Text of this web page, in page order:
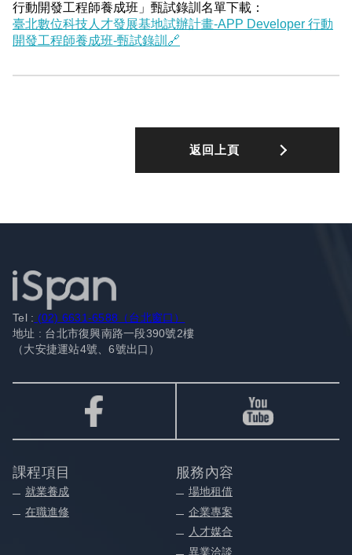
行動開發工程師養成班」甄試錄訓名單下載：
臺北數位科技人才發展基地試辦計畫-APP Developer 行動
開發工程師養成班-甄試錄訓🔗
返回上頁
Tel : (02) 6631-6588（台北窗口）
地址 : 台北市復興南路一段390號2樓
（大安捷運站4號、6號出口）
課程項目
就業養成
在職進修
服務內容
場地租借
企業專案
人才媒合
異業洽談